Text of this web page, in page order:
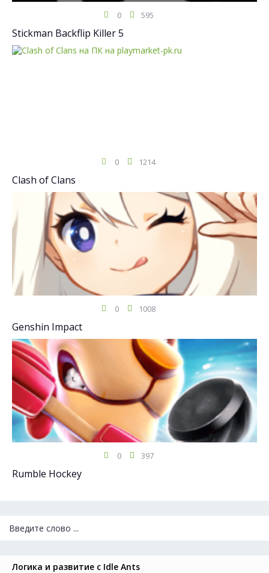
0 595
Stickman Backflip Killer 5
0 1214
Clash of Clans
0 1008
Genshin Impact
0 397
Rumble Hockey
Логика и развитие с Idle Ants